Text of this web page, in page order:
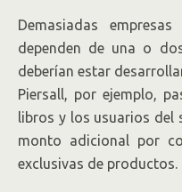
Demasiadas
dependen de una o
deberían estar
Piersall, por ejemplo,
libros y los usuarios del
monto adicional por
exclusivas de productos.